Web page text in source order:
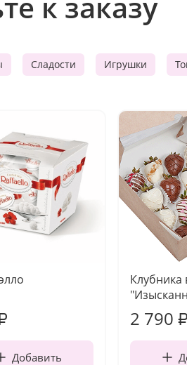
Сладости Игрушки
Добавить
Клубника
2 790 ₽